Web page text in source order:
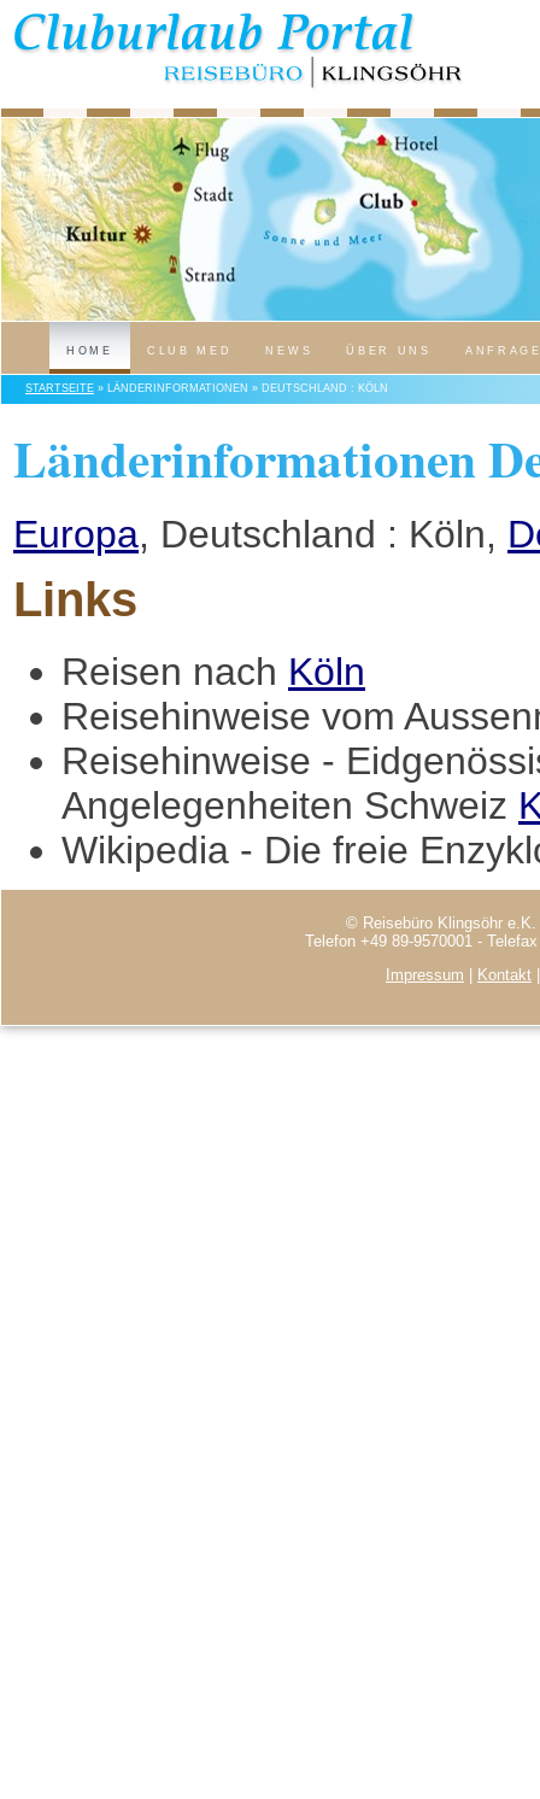
HOME CLUB MED NEWS ÜBER UNS
STARTSEITE » LÄNDERINFORMATIONEN » DEUTSCHLAND : KÖLN
Länderinformationen
Europa, Deutschland : Köln,
Links
Reisen nach Köln
Reisehinweise vom
Reisehinweise -
Angelegenheiten Schweiz
Wikipedia - Die freie
© Reisebüro Klingsöhr
Telefon +49 89-9570001 -
Impressum
Kontakt